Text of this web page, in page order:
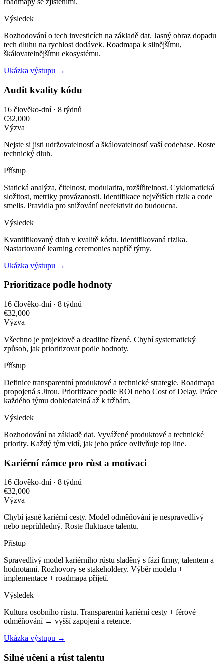
Výsledek
Rozhodování o tech investicích na základě dat. Jasný obraz dopadu
tech dluhu na rychlost dodávek. Roadmapa k silnějšímu,
škálovatelnějšímu ekosystému.
Ukázka výstupu →
Audit kvality kódu
16 člověko-dní · 8 týdnů
€32,000
Výzva
Nejste si jisti udržovatelností a škálovatelností vaší codebase. Roste
technický dluh.
Přístup
Statická analýza, čitelnost, modularita, rozšiřitelnost. Cyklomatická
složitost, metriky provázanosti. Identifikace největších rizik a code
smells. Pravidla pro snižování neefektivit do budoucna.
Výsledek
Kvantifikovaný dluh v kvalitě kódu. Identifikovaná rizika.
Nastartované learning ceremonies napříč týmy.
Ukázka výstupu →
Prioritizace podle hodnoty
16 člověko-dní · 8 týdnů
€32,000
Výzva
Všechno je projektově a deadline řízené. Chybí systematický
způsob, jak prioritizovat podle hodnoty.
Přístup
Definice transparentní produktové a technické strategie. Roadmapa
propojená s Jirou. Prioritizace podle ROI nebo Cost of Delay. Práce
každého týmu dohledatelná až k tržbám.
Výsledek
Rozhodování na základě dat. Vyvážené produktové a technické
priority. Každý tým vidí, jak jeho práce ovlivňuje top line.
Kariérní rámce pro růst a motivaci
16 člověko-dní · 8 týdnů
€32,000
Výzva
Chybí jasné kariérní cesty. Model odměňování je nespravedlivý
nebo neprůhledný. Roste fluktuace talentu.
Přístup
Spravedlivý model kariérního růstu sladěný s fází firmy, talentem a
hodnotami. Rozhovory se stakeholdery. Výběr modelu +
implementace + roadmapa přijetí.
Výsledek
Kultura osobního růstu. Transparentní kariérní cesty + férové
odměňování → vyšší zapojení a retence.
Ukázka výstupu →
Silné učení a růst talentu